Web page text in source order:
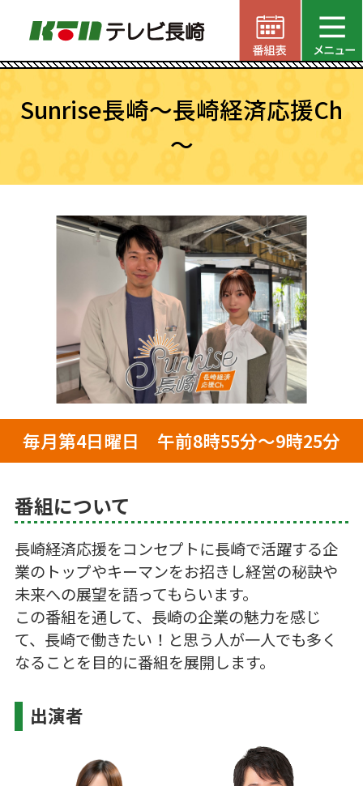
Sunrise長崎～長崎経済応援Ch
～
毎月第4日曜日 午前8時55分～9時25分
番組について
長崎経済応援をコンセプトに長崎で活躍する企
業のトップやキーマンをお招きし経営の秘訣や
未来への展望を語ってもらいます。
この番組を通して、長崎の企業の魅力を感じ
て、長崎で働きたい！と思う人が一人でも多く
なることを目的に番組を展開します。
出演者